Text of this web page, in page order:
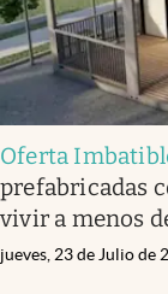
Oferta
prefabricadas
vivir a menos
jueves, 23 de Julio de